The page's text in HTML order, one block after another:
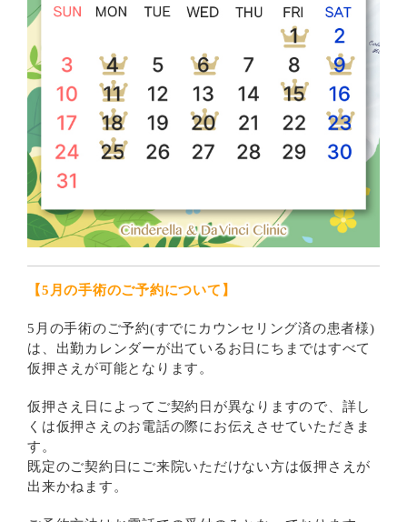
【5月の手術のご予約について】
5月の手術のご予約(すでにカウンセリング済の患者様)
は、出勤カレンダーが出ているお日にちまではすべて
仮押さえが可能となります。
仮押さえ日によってご契約日が異なりますので、詳し
くは仮押さえのお電話の際にお伝えさせていただきま
す。
既定のご契約日にご来院いただけない方は仮押さえが
出来かねます。